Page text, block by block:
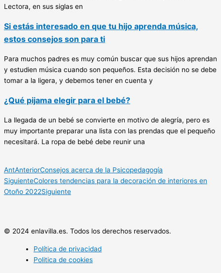
Lectora, en sus siglas en
Si estás interesado en que tu hijo aprenda música,
estos consejos son para ti
Para muchos padres es muy común buscar que sus hijos aprendan
y estudien música cuando son pequeños. Esta decisión no se debe
tomar a la ligera, y debemos tener en cuenta y
¿Qué pijama elegir para el bebé?
La llegada de un bebé se convierte en motivo de alegría, pero es
muy importante preparar una lista con las prendas que el pequeño
necesitará. La ropa de bebé debe reunir una
AntAnteriorConsejos acerca de la Psicopedagogía
SiguienteColores tendencias para la decoración de interiores en
Otoño 2022Siguiente
© 2024 enlavilla.es. Todos los derechos reservados.
Política de privacidad
Politica de cookies